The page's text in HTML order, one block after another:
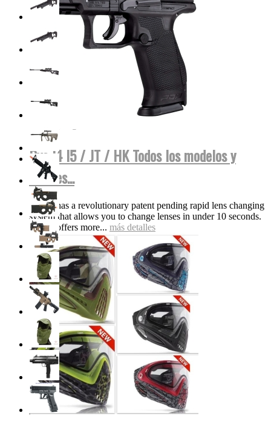
Dye I4 I5 / JT / HK Todos los modelos y
colores...
The i5 has a revolutionary patent pending rapid lens changing
system that allows you to change lenses in under 10 seconds.
The i5 offers more... más detalles